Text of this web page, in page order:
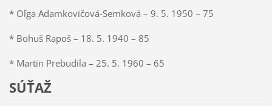
* Oľga Adamkovičová-Semková – 9. 5. 1950 – 75
* Bohuš Rapoš – 18. 5. 1940 – 85
* Martin Prebudila – 25. 5. 1960 – 65
SÚŤAŽ